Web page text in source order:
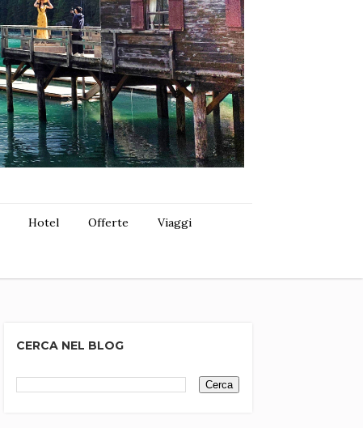
Hotel Offerte Viaggi
CERCA NEL BLOG